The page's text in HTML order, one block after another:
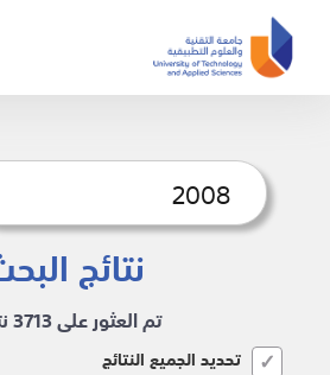
نتائج
تم العثور على 3713 نتيجة
تحديد الجميع النتائج